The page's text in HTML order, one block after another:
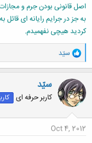
اصل قانونی بودن جرم و
به جز در جرایم رایانه ای قائل
کردید هیچی نفهمیدم.
و
ا
ک
ن
ش
ه
ا
سیّد
سیّد
کاربر حرفه ای
Oct 4, 2012